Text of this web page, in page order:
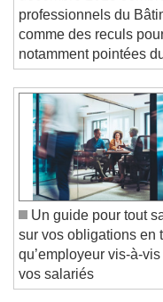
décembre 2025
professionnels du
comme des reculs
notamment pointées
Un guide pour tout
sur vos obligations en
qu’employeur vis-à-vis
vos salariés